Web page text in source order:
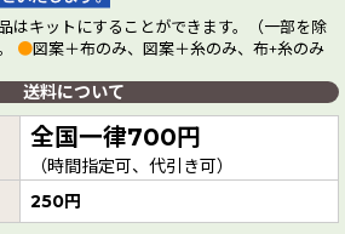
はキットにすることができます。（一部を除
●図案＋布のみ、図案＋糸のみ、布+糸のみ
送料について
全国一律700円
（時間指定可、代引き可）
250円